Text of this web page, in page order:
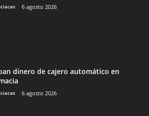
6 agosto 2026
dinero de cajero automático en
6 agosto 2026